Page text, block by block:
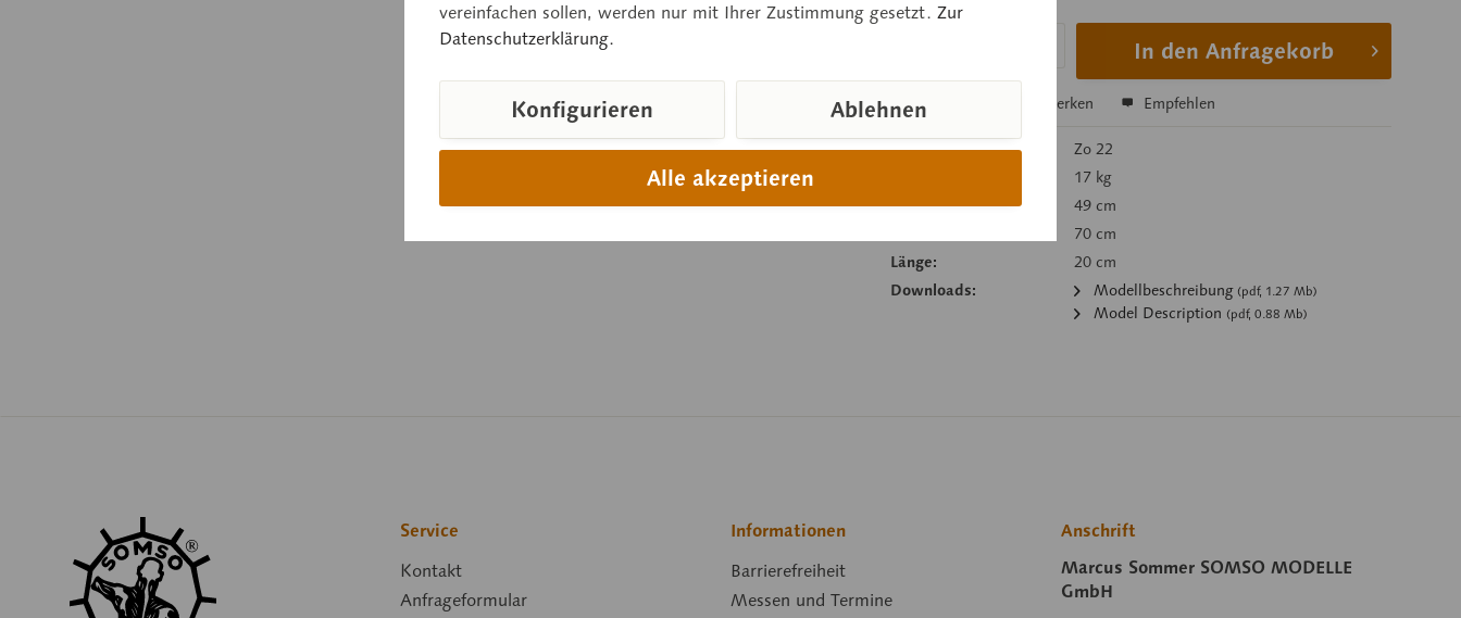
In den Anfragekorb
Vergleichen Merken Empfehlen
Artikelnummer:
Zo 22
17 kg
Höhe:
49 cm
70 cm
Länge:
20 cm
Downloads:
Modellbeschreibung (pdf, 1.27 Mb)
Model Description (pdf, 0.88 Mb)
Service
Kontakt
Anfrageformular
Informationen
Barrierefreiheit
Messen und Termine
Anschrift
Marcus Sommer SOMSO MODELLE
GmbH
vereinfachen sollen, werden nur mit Ihrer Zustimmung gesetzt. Zur
Datenschutzerklärung.
Alle akzeptieren
Konfigurieren Ablehnen